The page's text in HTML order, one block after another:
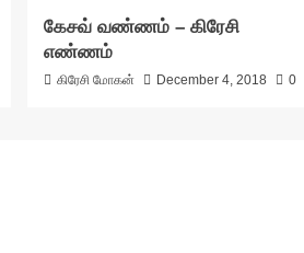
கேசவ் வண்ணம் – கிரேசி
எண்ணம்
கிரேசி மோகன் December 4, 2018 0